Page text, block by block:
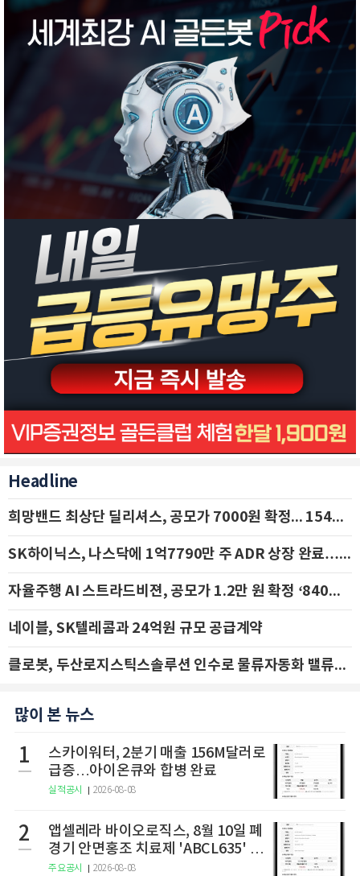
Headline
희망밴드 최상단 딜리셔스, 공모가 7000원 확정... 154억 규모 IPO 돌입
SK하이닉스, 나스닥에 1억7790만 주 ADR 상장 완료…29일 국내 추가 상장
자율주행 AI 스트라드비젼, 공모가 1.2만 원 확정 ‘840억 수혈’
네이블, SK텔레콤과 24억원 규모 공급계약
클로봇, 두산로지스틱스솔루션 인수로 물류자동화 밸류체인 확장 추진 - IBK투자증권
많이 본 뉴스
1
스카이워터, 2분기 매출 156M달러로
급증…아이온큐와 합병 완료
실적공시 2026-08-08
2
앱셀레라 바이오로직스, 8월 10일 폐
경기 안면홍조 치료제 'ABCL635' 임
상 2상 결과 발표
주요공시 2026-08-08